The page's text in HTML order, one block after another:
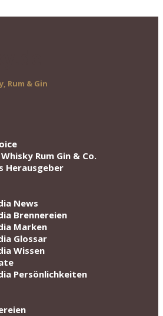
Rum & Gin
Rum Gin & Co.
Herausgeber
News
Brennereien
Marken
Glossar
Wissen
Persönlichkeiten